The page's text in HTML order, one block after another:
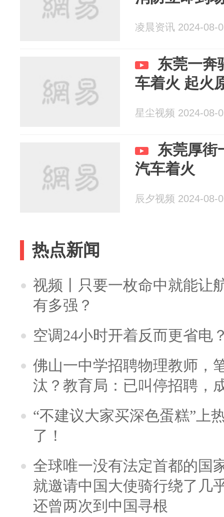
凌晨资讯 2024-08-
东莞一奔
车着火 起火
星尘视频 2024-08-
东莞厚街
汽车着火
辰夕视频 2024-08-
热点新闻
视频丨只要一枚命中就能让
有多强？
空调24小时开着反而更省电
佛山一中学招聘物理教师，
汰？教育局：已叫停招聘，
“不建议大家买深色蛋糕”上
了！
全球唯一没有法定首都的国
就邀请中国大使骑行绕了几
还曾两次到中国寻根